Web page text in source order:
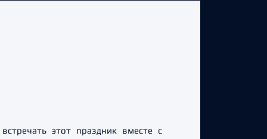
этот праздник вместе с